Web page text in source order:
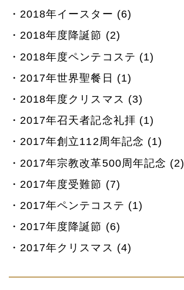
2018年イースター (6)
2018年度降誕節 (2)
2018年度ペンテコステ (1)
2017年世界聖餐日 (1)
2018年度クリスマス (3)
2017年召天者記念礼拝 (1)
2017年創立112周年記念 (1)
2017年宗教改革500周年記念 (2)
2017年度受難節 (7)
2017年ペンテコステ (1)
2017年度降誕節 (6)
2017年クリスマス (4)